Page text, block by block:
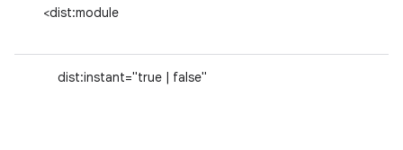
<dist:module
dist:instant="true | false"